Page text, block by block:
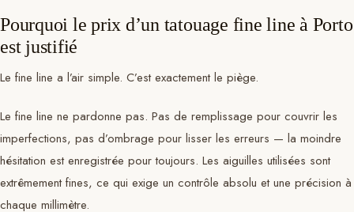
Pourquoi le prix d’un tatouage fine line à Porto
est justifié
Le fine line a l’air simple. C’est exactement le piège.
Le fine line ne pardonne pas. Pas de remplissage pour couvrir les
imperfections, pas d’ombrage pour lisser les erreurs — la moindre
hésitation est enregistrée pour toujours. Les aiguilles utilisées sont
extrêmement fines, ce qui exige un contrôle absolu et une précision à
chaque millimètre.